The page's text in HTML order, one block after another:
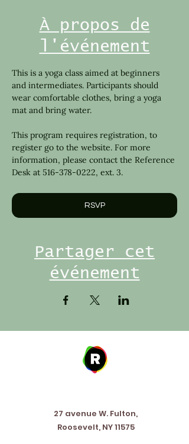
À propos de
l'événement
This is a yoga class aimed at beginners
and intermediates. Participants should
wear comfortable clothes, bring a yoga
mat and bring water.
This program requires registration, to
register go to the website. For more
information, please contact the Reference
Desk at 516-378-0222, ext. 3.
RSVP
Partager cet
événement
27 avenue W. Fulton,
Roosevelt, NY 11575